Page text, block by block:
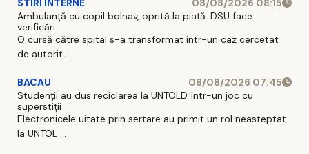
STIRI INTERNE
08/08/2026 08:15
Ambulanță cu copil bolnav, oprită la piață. DSU face
verificări
O cursă către spital s-a transformat intr-un caz cercetat
de autorit ...
BACAU
08/08/2026 07:45
Studenții au dus reciclarea la UNTOLD într-un joc cu
superstiții
Electronicele uitate prin sertare au primit un rol neasteptat
la UNTOL ...